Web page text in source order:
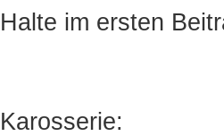
Halte im ersten
Karosserie: